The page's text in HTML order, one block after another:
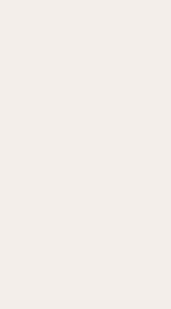
Нажимая на